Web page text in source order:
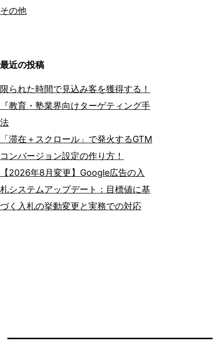
その他
最近の投稿
限られた時間で見込み客を獲得する！
『教育・塾業界向けターゲティング手
法
「滞在＋スクロール」で発火するGTM
コンバージョン設定の作り方！
【2026年8月変更】Google広告の入
札システムアップデート：目標値に基
づく入札の挙動変更と実務での対応